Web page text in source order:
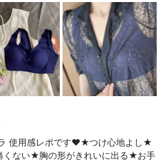
使用感レポです❤️★つけ心地よし★
ない★胸の形がきれいに出る★お手